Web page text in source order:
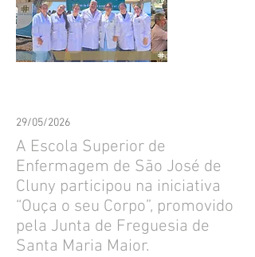
29/05/2026
A Escola Superior de
Enfermagem de São José de
Cluny participou na iniciativa
“Ouça o seu Corpo”, promovido
pela Junta de Freguesia de
Santa Maria Maior.